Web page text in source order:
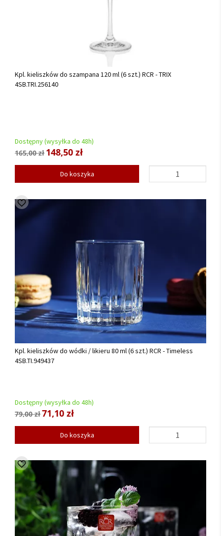
Kpl. kieliszków do szampana 120 ml (6 szt.) RCR - TRIX
4SB.TRI.256140
Dostępny (wysyłka do 48h)
165,00 zł 148,50 zł
Do koszyka
Kpl. kieliszków do wódki / likieru 80 ml (6 szt.) RCR - Timeless
4SB.TI.949437
Dostępny (wysyłka do 48h)
79,00 zł71,10 zł
Do koszyka